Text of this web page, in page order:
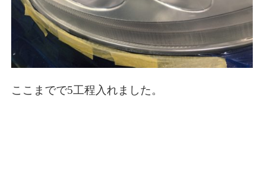
ここまでで5工程入れました。